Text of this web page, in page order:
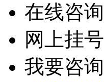
在线咨询
网上挂号
我要咨询